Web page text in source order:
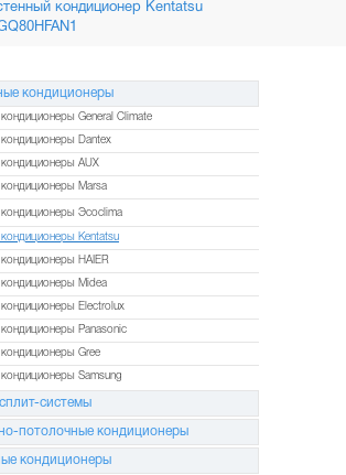
МУЛЬТИ
ПОТОЛОЧНЫЕ
СИСТЕМЫ
КАССЕТНЫЕ
КОЛОННЫЕ
МОБИЛЬНЫЕ
МОНТАЖ
АКЦИИ
кондиционер Kentatsu
кондиционеры
General Climate
кондиционеры Dantex
кондиционеры AUX
кондиционеры Marsa
кондиционеры Эcoclima
кондиционеры Kentatsu
кондиционеры HAIER
кондиционеры Midea
кондиционеры Electrolux
кондиционеры Panasonic
кондиционеры Gree
Samsung
системы
потолочные кондиционеры
кондиционеры